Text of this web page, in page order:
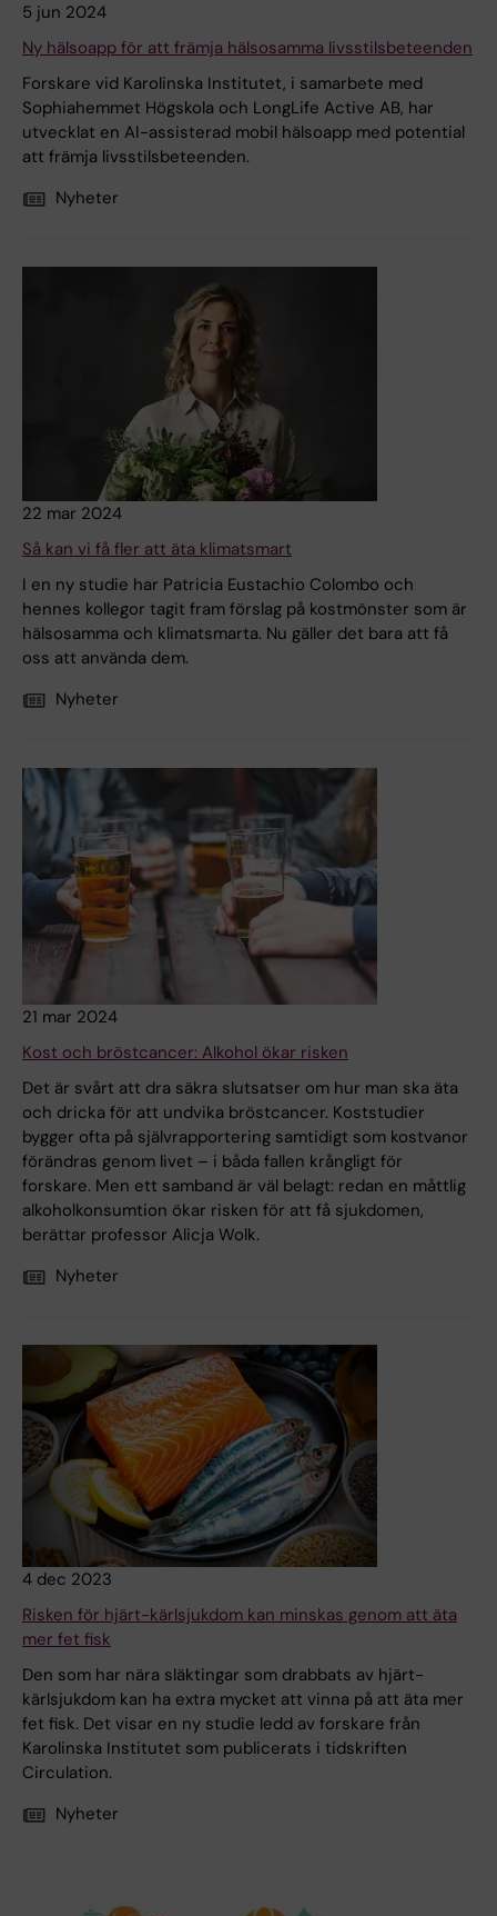
5 jun 2024
Ny hälsoapp för att främja hälsosamma livsstilsbeteenden
Forskare vid Karolinska Institutet, i samarbete med
Sophiahemmet Högskola och LongLife Active AB, har
utvecklat en AI-assisterad mobil hälsoapp med potential
att främja livsstilsbeteenden.
Nyheter
22 mar 2024
Så kan vi få fler att äta klimatsmart
I en ny studie har Patricia Eustachio Colombo och
hennes kollegor tagit fram förslag på kostmönster som är
hälsosamma och klimatsmarta. Nu gäller det bara att få
oss att använda dem.
Nyheter
21 mar 2024
Kost och bröstcancer: Alkohol ökar risken
Det är svårt att dra säkra slutsatser om hur man ska äta
och dricka för att undvika bröstcancer. Koststudier
bygger ofta på självrapportering samtidigt som kostvanor
förändras genom livet – i båda fallen krångligt för
forskare. Men ett samband är väl belagt: redan en måttlig
alkoholkonsumtion ökar risken för att få sjukdomen,
berättar professor Alicja Wolk.
Nyheter
4 dec 2023
Risken för hjärt-kärlsjukdom kan minskas genom att äta
mer fet fisk
Den som har nära släktingar som drabbats av hjärt-
kärlsjukdom kan ha extra mycket att vinna på att äta mer
fet fisk. Det visar en ny studie ledd av forskare från
Karolinska Institutet som publicerats i tidskriften
Circulation.
Nyheter